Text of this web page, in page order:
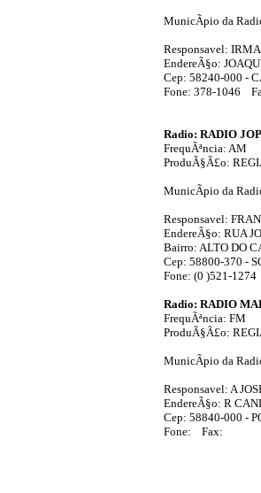
MunicÃ­pio da
Responsavel:
EndereÃ§o:
Cep: 58240-000 -
Fone: 378-1046
Radio: RADIO
FrequÃªncia: AM
ProduÃ§Ã£o:
MunicÃ­pio da
Responsavel:
EndereÃ§o: RUA
Bairro: ALTO DO
Cep: 58800-370 -
Fone: (0 )521-
Radio: RADIO
FrequÃªncia: FM
ProduÃ§Ã£o:
MunicÃ­pio da
Responsavel: A
EndereÃ§o: R
Cep: 58840-000 -
Fone: Fax: